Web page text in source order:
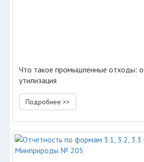
Что такое промышленные отходы:
утилизация
Подробнее >>